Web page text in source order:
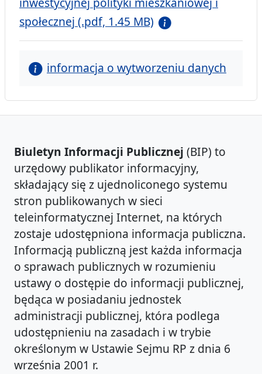
społecznej (.pdf, 1.45 MB)
informacja o wytworzeniu danych
Biuletyn Informacji Publicznej (BIP) to
urzędowy publikator informacyjny,
składający się z ujednoliconego systemu
stron publikowanych w sieci
teleinformatycznej Internet, na których
zostaje udostępniona informacja publiczna.
Informacją publiczną jest każda informacja
o sprawach publicznych w rozumieniu
ustawy o dostępie do informacji publicznej,
będąca w posiadaniu jednostek
administracji publicznej, która podlega
udostępnieniu na zasadach i w trybie
określonym w Ustawie Sejmu RP z dnia 6
września 2001 r.